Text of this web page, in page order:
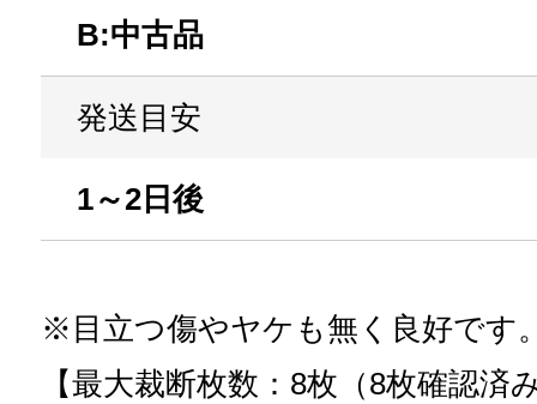
B:中古品
発送目安
1～2日後
※目立つ傷やヤケも無く良好です
【最大裁断枚数：8枚（8枚確認済